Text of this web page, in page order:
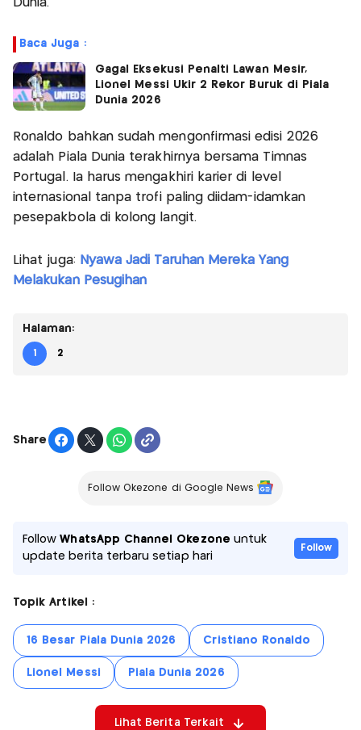
Dunia.
Baca Juga :
Gagal Eksekusi Penalti Lawan Mesir,
Lionel Messi Ukir 2 Rekor Buruk di Piala
Dunia 2026
Ronaldo bahkan sudah mengonfirmasi edisi 2026
adalah Piala Dunia terakhirnya bersama Timnas
Portugal. Ia harus mengakhiri karier di level
internasional tanpa trofi paling diidam-idamkan
pesepakbola di kolong langit.
Lihat juga: Nyawa Jadi Taruhan Mereka Yang
Melakukan Pesugihan
Halaman:
1 2
Share
Follow Okezone di Google News
FollowWhatsApp Channel Okezone untuk
update berita terbaru setiap hari
Follow
Topik Artikel :
16 Besar Piala Dunia 2026 Cristiano Ronaldo
Lionel Messi Piala Dunia 2026
Lihat Berita Terkait